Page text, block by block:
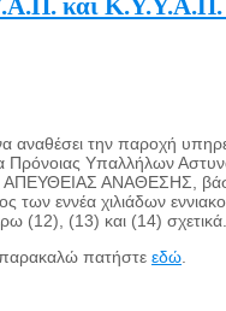
και Κ.Υ.Υ.Α.Π.
αναθέσει την παροχή
Υπαλλήλων
ΑΠΕΥΘΕΙΑΣ ΑΝΑΘΕΣΗΣ,
των εννέα χιλιάδων
(12), (13) και (14) σχετικά.
πατήστε εδώ.